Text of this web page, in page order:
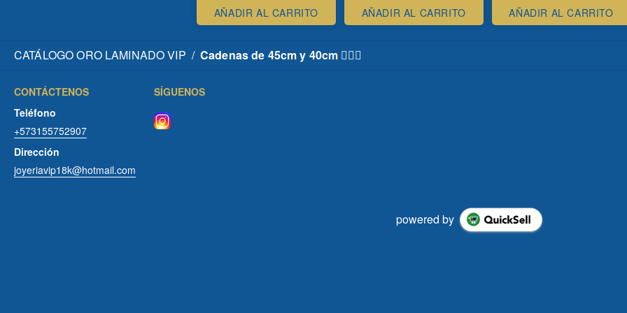
AÑADIR AL CARRITO AÑADIR AL CARRITO AÑADIR AL CARRITO
CATÁLOGO ORO LAMINADO VIP / Cadenas de 45cm y 40cm 💁🏻‍♀️
CONTÁCTENOS
Teléfono
+573155752907
Dirección
joyeriavip18k@hotmail.com
SÍGUENOS
powered by